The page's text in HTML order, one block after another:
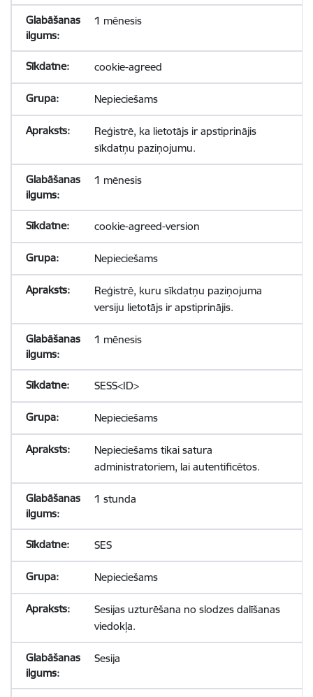
1 mēnesis
cookie-agreed
Nepieciešams
Reģistrē, ka lietotājs ir apstiprinājis
sīkdatņu paziņojumu.
1 mēnesis
cookie-agreed-version
Nepieciešams
Reģistrē, kuru sīkdatņu paziņojuma
versiju lietotājs ir apstiprinājis.
1 mēnesis
SESS<ID>
Nepieciešams
Nepieciešams tikai satura
administratoriem, lai autentificētos.
1 stunda
SES
Nepieciešams
Sesijas uzturēšana no slodzes dalīšanas
viedokļa.
Sesija